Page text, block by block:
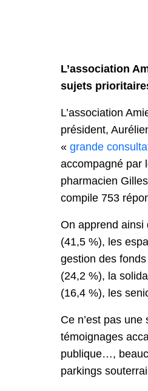
L’association
sujets
L’association
président,
« grande
accompagné par
pharmacien
compile 753
On apprend ainsi
(41,5 %), les
gestion des
(24,2 %), la
(16,4 %), les
Ce n’est pas
témoignages
publique…,
parkings